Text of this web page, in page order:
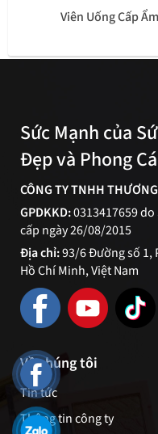
Viên Uống Cấp
Sức Mạnh của
Đẹp và Phong
CÔNG TY TNHH
GPDKKD:0313417659 do
cấp ngày 26/08/2015
Địa chỉ:93/6 Đường số 1,
Hồ Chí Minh, Việt Nam
Về chúng tôi
Tin tức
Thông tin công ty